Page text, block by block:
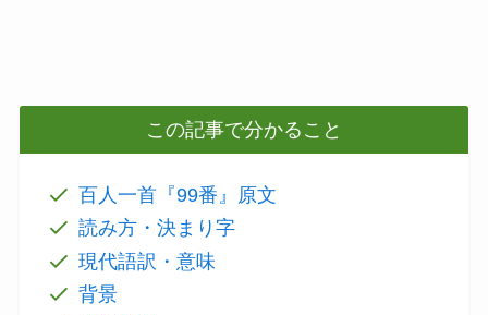
この記事で分かること
百人一首『99番』原文
読み方・決まり字
現代語訳・意味
背景